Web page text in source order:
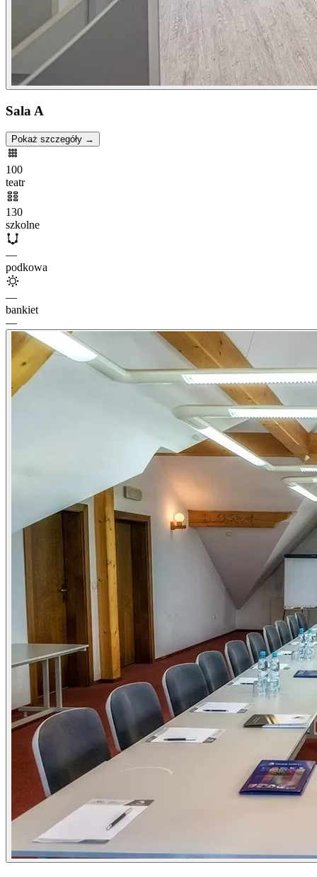
Sala A
Pokaż szczegóły →
100
teatr
130
szkolne
—
podkowa
—
bankiet
—